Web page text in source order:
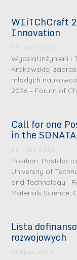
WIiTChCraft
Innovation
23 lipca 2026
Wydział Inżynierii i
Krakowskiej
młodych
2026 – Forum of
Call for one
in the
23 lipca 2026
Position:
University of
and Technology
Materials Science,
Lista
rozwojowych
21 lipca 2026
S
r